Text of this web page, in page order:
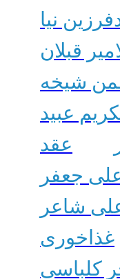
نیا
قبلان
شیخه
عبید
عقد
جعفر
شاعر
غذاخوری
کلباسی